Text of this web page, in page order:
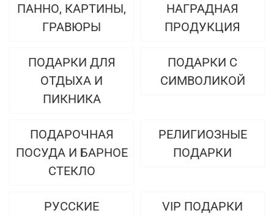
ПАННО, КАРТИНЫ,
ГРАВЮРЫ
НАГРАДНАЯ
ПРОДУКЦИЯ
ПОДАРКИ ДЛЯ
ОТДЫХА И
ПИКНИКА
ПОДАРКИ С
СИМВОЛИКОЙ
ПОДАРОЧНАЯ
ПОСУДА И БАРНОЕ
СТЕКЛО
РЕЛИГИОЗНЫЕ
ПОДАРКИ
РУССКИЕ
VIP ПОДАРКИ